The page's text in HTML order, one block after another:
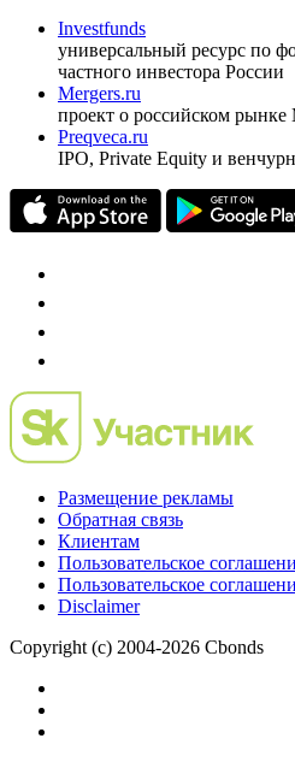
Investfunds
универсальный ресурс по
частного инвестора России
Mergers.ru
проект о российском
Preqveca.ru
IPO, Private Equity и
Размещение рекламы
Обратная связь
Клиентам
Пользовательское
Пользовательское
Disclaimer
Copyright (c) 2004-2026 Cbonds